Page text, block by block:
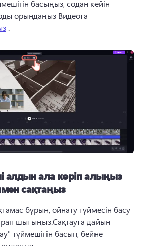
басыңыз, содан кейін
орындаңыз Видеоға
.
алдын ала көріп алыңыз
сақтаңыз
бұрын, ойнату түймесін басу
шығыңыз.Сақтауға дайын
түймешігін басып, бейне